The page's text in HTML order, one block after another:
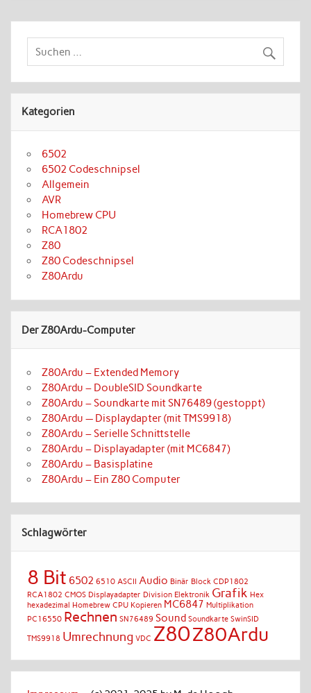
Kategorien
6502
6502 Codeschnipsel
Allgemein
AVR
Homebrew CPU
RCA1802
Z80
Z80 Codeschnipsel
Z80Ardu
Der Z80Ardu-Computer
Z80Ardu – Extended Memory
Z80Ardu – DoubleSID Soundkarte
Z80Ardu – Soundkarte mit SN76489 (gestoppt)
Z80Ardu — Displaydapter (mit TMS9918)
Z80Ardu – Serielle Schnittstelle
Z80Ardu – Displayadapter (mit MC6847)
Z80Ardu – Basisplatine
Z80Ardu – Ein Z80 Computer
Schlagwörter
8 Bit 6502 6510 ASCII Audio Binär Block CDP1802
RCA1802 CMOS Displayadapter Division Elektronik Grafik Hex
hexadezimal Homebrew CPU Kopieren MC6847 Multiplikation
PC16550 Rechnen SN76489 Sound Soundkarte SwinSID
TMS9918 Umrechnung VDC Z80Z80Ardu